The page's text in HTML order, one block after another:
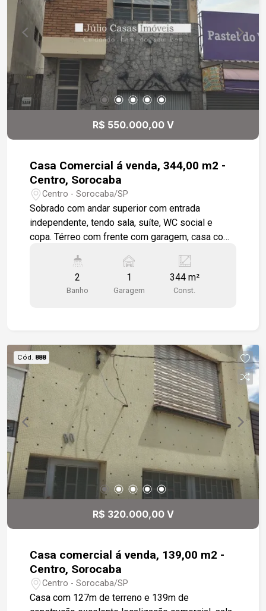
R$ 550.000,00 V
Casa Comercial á venda, 344,00 m2 -
Centro, Sorocaba
Centro - Sorocaba/SP
Sobrado com andar superior com entrada
independente, tendo sala, suíte, WC social e
copa. Térreo com frente com garagem, casa com
Subsolo com salão e WC. Salão podendo ser
usado para estacionar carro.
2
Banho
1
Garagem
344 m²
Const.
Cód. 888
R$ 320.000,00 V
Casa comercial á venda, 139,00 m2 -
Centro, Sorocaba
Centro - Sorocaba/SP
Casa com 127m de terreno e 139m de